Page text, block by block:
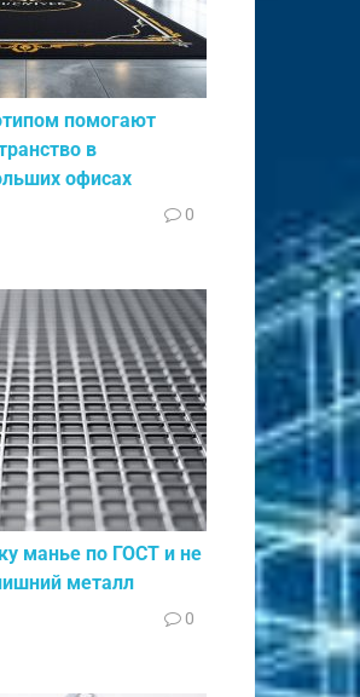
помогают
в
офисах
0
манье по ГОСТ и не
металл
0